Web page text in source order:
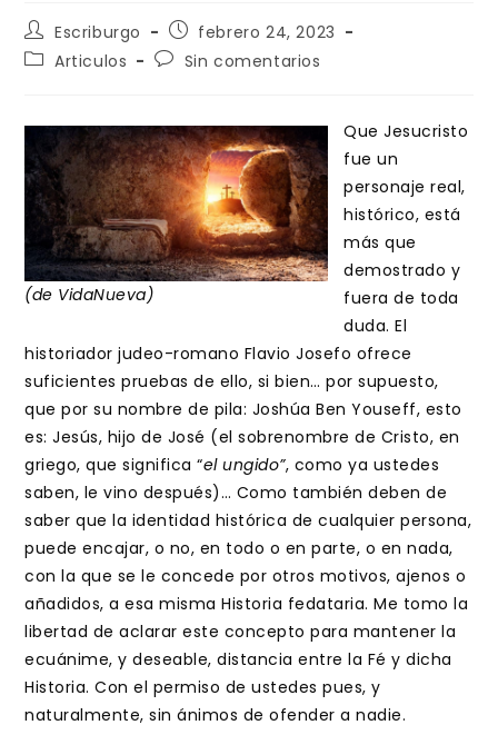
Autor
de
la
Escriburgo
Publicación
de
la
febrero 24, 2023
Categoría
entrada:
Articulos
Comentarios
entrada:
Sin comentarios
(de VidaNueva)
Que Jesucristo
fue un
personaje real,
histórico, está
más que
demostrado y
fuera de toda
duda. El
historiador judeo-romano Flavio Josefo ofrece
suficientes pruebas de ello, si bien… por supuesto,
que por su nombre de pila: Joshúa Ben Youseff, esto
es: Jesús, hijo de José (el sobrenombre de Cristo, en
griego, que significa “el ungido”, como ya ustedes
saben, le vino después)… Como también deben de
saber que la identidad histórica de cualquier persona,
puede encajar, o no, en todo o en parte, o en nada,
con la que se le concede por otros motivos, ajenos o
añadidos, a esa misma Historia fedataria. Me tomo la
libertad de aclarar este concepto para mantener la
ecuánime, y deseable, distancia entre la Fé y dicha
Historia. Con el permiso de ustedes pues, y
naturalmente, sin ánimos de ofender a nadie.